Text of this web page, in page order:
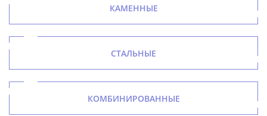
КАМЕННЫЕ
СТАЛЬНЫЕ
КОМБИНИРОВАННЫЕ